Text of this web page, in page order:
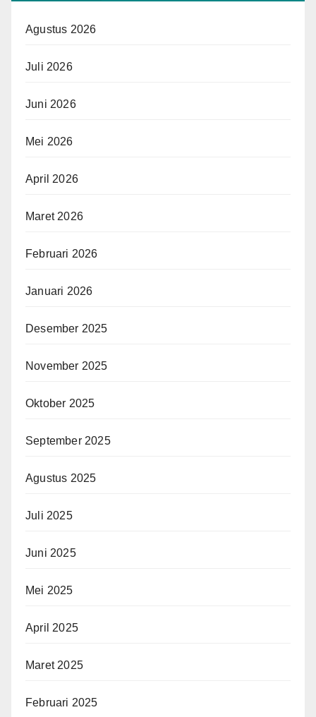
Agustus 2026
Juli 2026
Juni 2026
Mei 2026
April 2026
Maret 2026
Februari 2026
Januari 2026
Desember 2025
November 2025
Oktober 2025
September 2025
Agustus 2025
Juli 2025
Juni 2025
Mei 2025
April 2025
Maret 2025
Februari 2025